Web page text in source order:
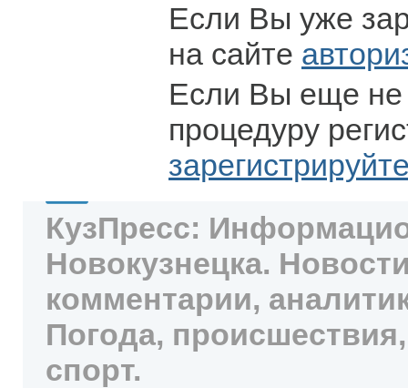
Если Вы уже
на сайте
Если Вы еще не
процедуру
КузПресс:
Новокузнецка.
комментарии,
Погода,
спорт.